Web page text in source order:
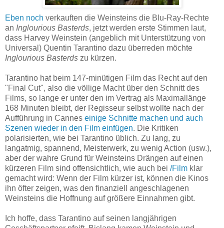
Eben noch verkauften die Weinsteins die Blu-Ray-Rechte
an Inglourious Basterds, jetzt werden erste Stimmen laut,
dass Harvey Weinstein (angeblich mit Unterstützung von
Universal) Quentin Tarantino dazu überreden möchte
Inglourious Basterds zu kürzen.
Tarantino hat beim 147-minütigen Film das Recht auf den
"Final Cut", also die völlige Macht über den Schnitt des
Films, so lange er unter den im Vertrag als Maximallänge
168 Minuten bleibt, der Regisseur selbst wollte nach der
Aufführung in Cannes einige Schnitte machen und auch
Szenen wieder in den Film einfügen. Die Kritiken
polarisierten, wie bei Tarantino üblich. Zu lang, zu
langatmig, spannend, Meisterwerk, zu wenig Action (usw.),
aber der wahre Grund für Weinsteins Drängen auf einen
kürzeren Film sind offensichtlich, wie auch bei /Film klar
gemacht wird: Wenn der Film kürzer ist, können die Kinos
ihn öfter zeigen, was den finanziell angeschlagenen
Weinsteins die Hoffnung auf größere Einnahmen gibt.
Ich hoffe, dass Tarantino auf seinen langjährigen